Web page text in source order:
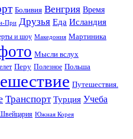
Боливия Венгрия Время
При Друзья Еда Исландия
и шоу Македония Мартиника
Мысли вслух
Перу Полезное Польша
Путешествия.
Транспорт Турция Учеба
Южная Корея